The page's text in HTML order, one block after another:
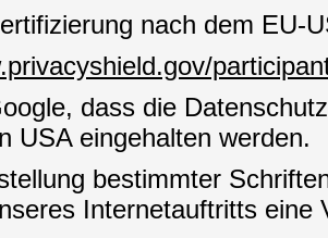
nach dem EU-
dass die
USA eingehalten werden.
bestimmter
Internetauftritts eine